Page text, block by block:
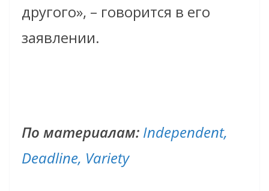
другого», – говорится в его
заявлении.
По материалам: Independent,
Deadline, Variety